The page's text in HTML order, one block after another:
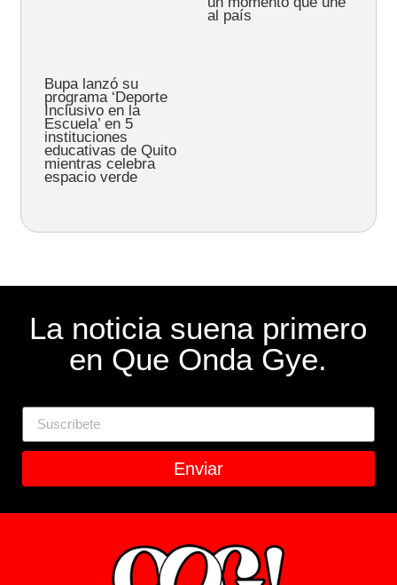
al país
Bupa lanzó su
programa ‘Deporte
Inclusivo en la
Escuela’ en 5
instituciones
educativas de Quito
mientras celebra
espacio verde
La noticia suena primero
en Que Onda Gye.
Enviar